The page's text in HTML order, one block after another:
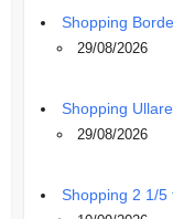
Shopping
29/08/2026
Shopping
29/08/2026
Shopping 2 1/5